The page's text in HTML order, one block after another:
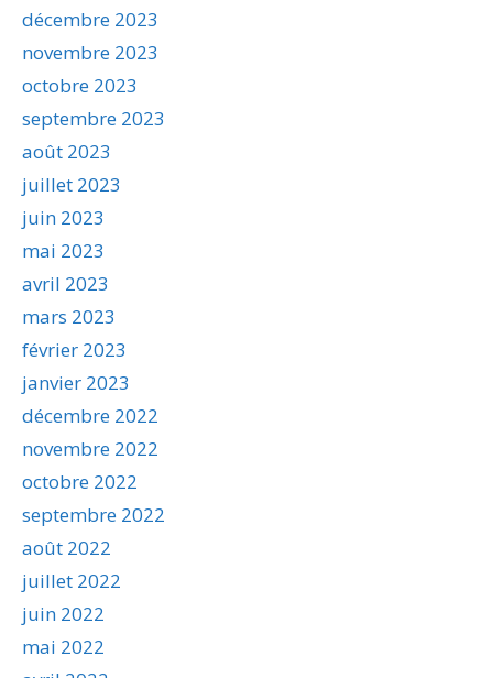
décembre 2023
novembre 2023
octobre 2023
septembre 2023
août 2023
juillet 2023
juin 2023
mai 2023
avril 2023
mars 2023
février 2023
janvier 2023
décembre 2022
novembre 2022
octobre 2022
septembre 2022
août 2022
juillet 2022
juin 2022
mai 2022